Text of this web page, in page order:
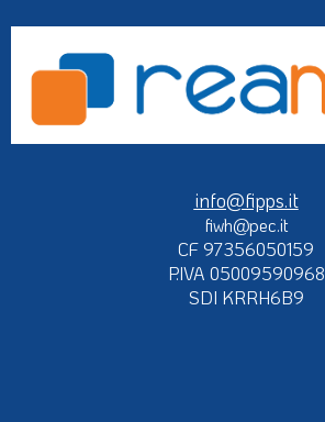
info@fipps.it
fiwh@pec.it
CF 97356050159
P.IVA 05009590968
SDI KRRH6B9